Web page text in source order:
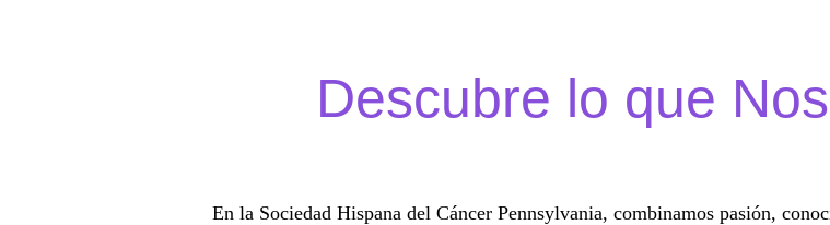
Descubre lo que
En la Sociedad Hispana del Cáncer Pennsylvania, combinamos pasión,